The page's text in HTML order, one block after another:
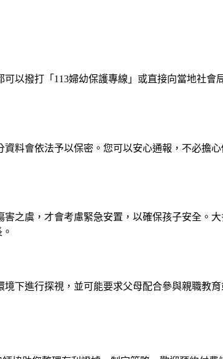
以撥打「113婦幼保護專線」或直接向當地社會
料會依法予以保密。您可以安心通報，不必擔
之虞，才會考慮緊急安置，以確保孩子安全。
下進行探視，並可能要求父母配合參與親職教